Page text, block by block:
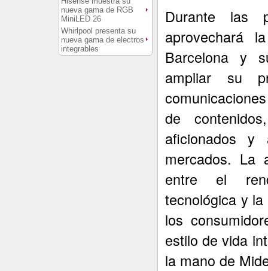
nueva gama de RGB
MiniLED 26
Whirlpool presenta su
nueva gama de electros
integrables
Durante las
aprovechará
Barcelona y
ampliar su
de
aficionados y
mercados. La
entre el
tecnológica y
los
estilo de vida
la mano de